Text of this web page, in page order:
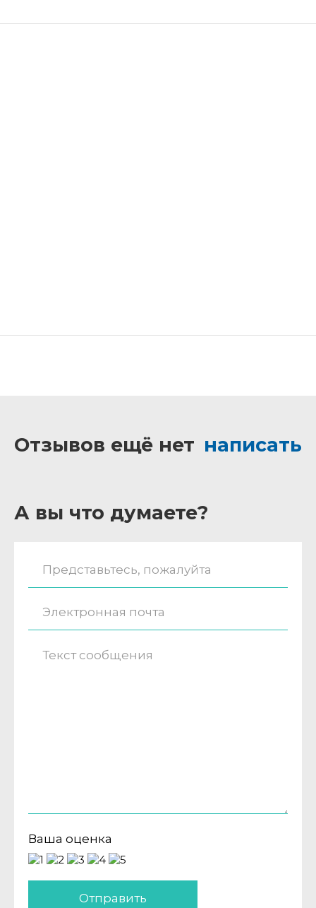
Отзывов ещё нет написать
А вы что думаете?
Ваша оценка
Отправить